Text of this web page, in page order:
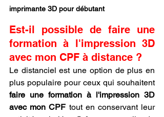
imprimante 3D pour débutant
Est-il possible de faire une
formation à l'impression 3D
avec mon CPF à distance ?
Le distanciel est une option de plus en
plus populaire pour ceux qui souhaitent
faire une formation à l'impression 3D
avec mon CPF tout en conservant leur